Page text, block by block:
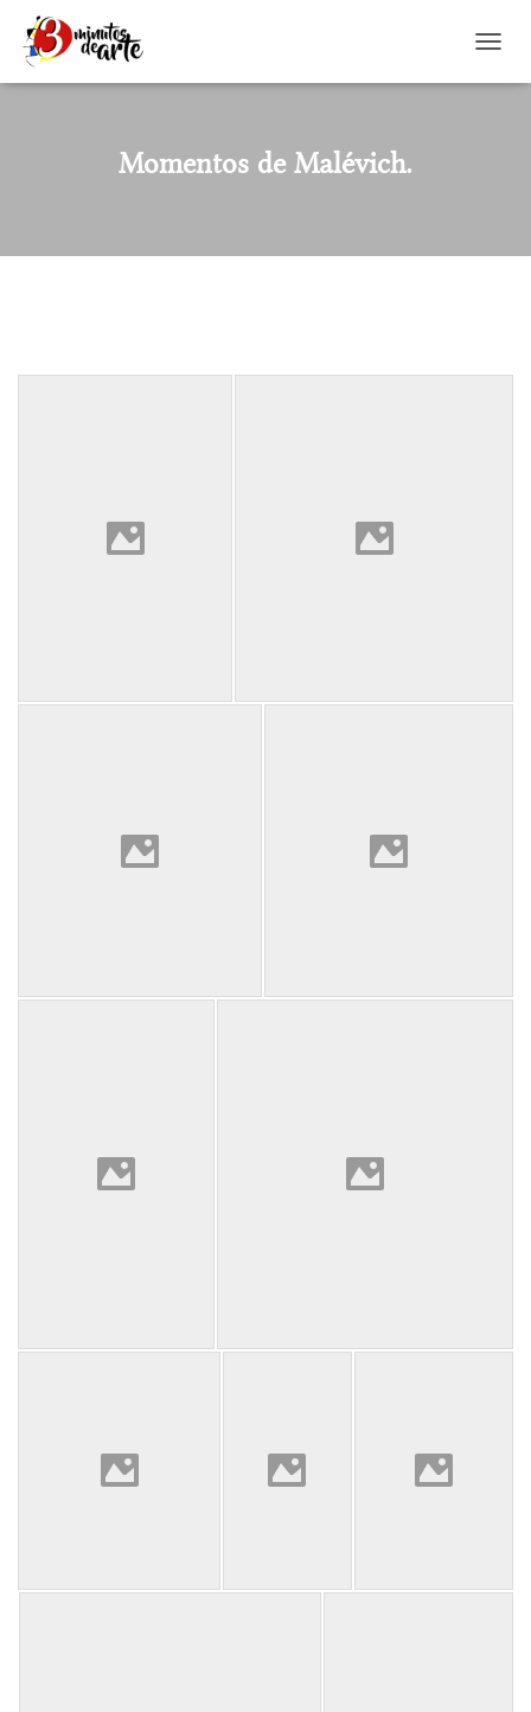
Momentos de Malévich.